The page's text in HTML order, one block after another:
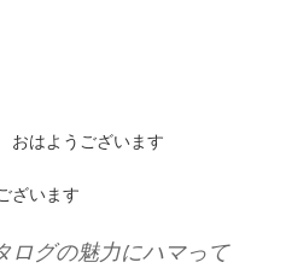
おはようございます
ざいます
ログの魅力にハマって